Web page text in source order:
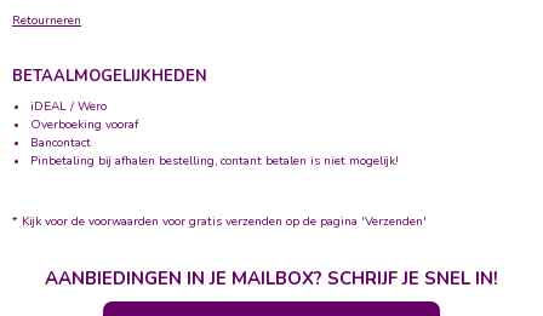
Retourneren
BETAALMOGELIJKHEDEN
iDEAL / Wero
Overboeking vooraf
Bancontact
Pinbetaling bij afhalen bestelling, contant betalen is niet mogelijk!
* Kijk voor de voorwaarden voor gratis verzenden op de pagina 'Verzenden'
AANBIEDINGEN IN JE MAILBOX? SCHRIJF JE SNEL IN!